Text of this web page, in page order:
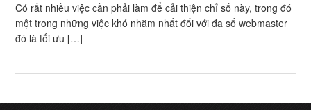
Có rất nhiều việc cần phải làm để cải thiện chỉ số này, trong đó
một trong những việc khó nhằm nhất đối với đa số webmaster
đó là tối ưu […]